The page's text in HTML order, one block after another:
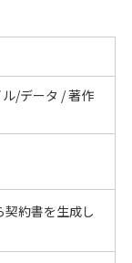
/データ / 著作
約書を生成し